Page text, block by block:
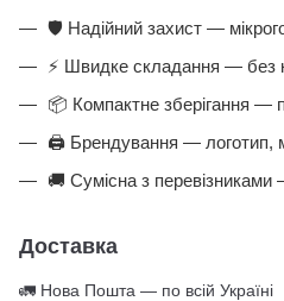
🛡️ Надійний захист —
⚡ Швидке складання — без
📦 Компактне зберігання —
🖨️ Брендування — логотип,
🚚 Сумісна з
Доставка
🚛 Нова Пошта — по всій Україні